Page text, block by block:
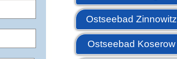
Ostseebad Zinnowitz
Ostseebad Koserow